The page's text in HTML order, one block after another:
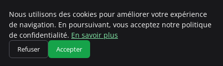
Climatedebtagents
Accueil
Énergies Renouvelables
Nous utilisons des cookies pour améliorer votre expérience
de navigation. En poursuivant, vous acceptez notre politique
de confidentialité. En savoir plus
Refuser Accepter